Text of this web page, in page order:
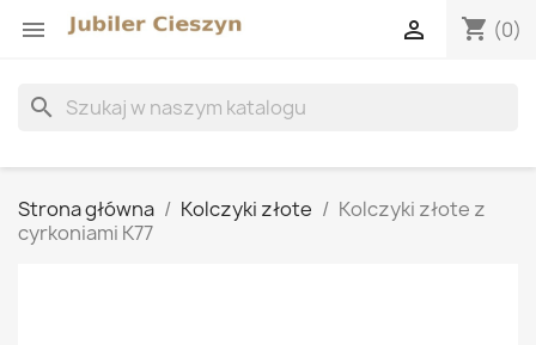
 shopping_cart (0)

search
Strona główna Kolczyki złote
Kolczyki złote z
cyrkoniami K77